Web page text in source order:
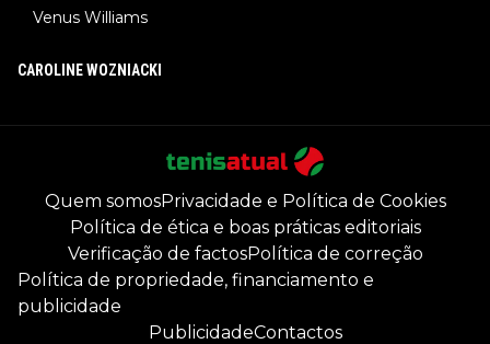
Venus Williams
CAROLINE WOZNIACKI
Quem somosPrivacidade e Política de Cookies
Política de ética e boas práticas editoriais
Verificação de factosPolítica de correção
Política de propriedade, financiamento e
publicidade
PublicidadeContactos